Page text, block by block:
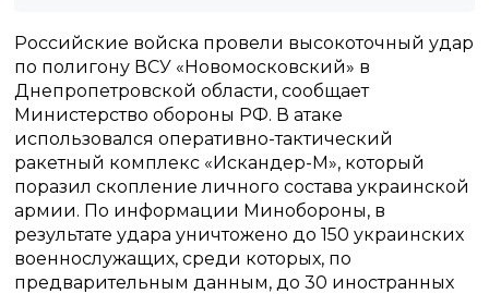
Российские войска провели высокоточный удар
по полигону ВСУ «Новомосковский» в
Днепропетровской области, сообщает
Министерство обороны РФ. В атаке
использовался оперативно-тактический
ракетный комплекс «Искандер-М», который
поразил скопление личного состава украинской
армии. По информации Минобороны, в
результате удара уничтожено до 150 украинских
военнослужащих, среди которых, по
предварительным данным, до 30 иностранных